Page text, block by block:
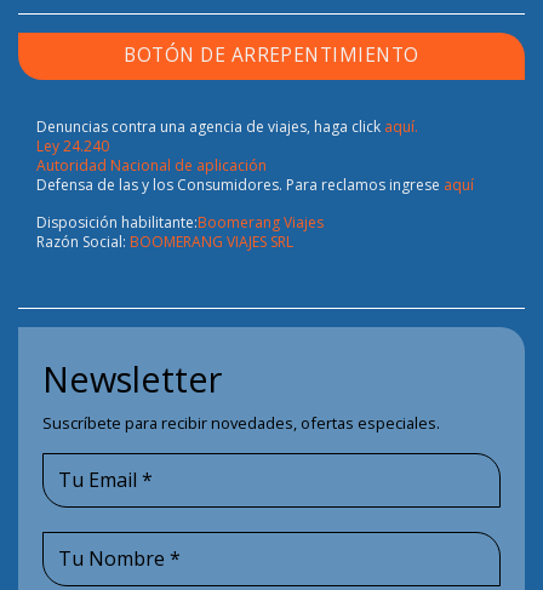
BOTÓN DE ARREPENTIMIENTO
Denuncias contra una agencia de viajes, haga click aquí.
Ley 24.240
Autoridad Nacional de aplicación
Defensa de las y los Consumidores. Para reclamos ingrese aquí
Disposición habilitante:Boomerang Viajes
Razón Social: BOOMERANG VIAJES SRL
Newsletter
Suscríbete para recibir novedades, ofertas especiales.